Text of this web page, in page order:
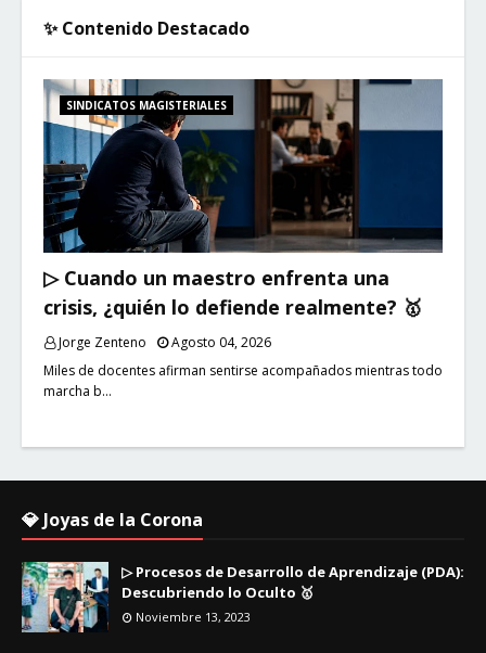
✨ Contenido Destacado
SINDICATOS MAGISTERIALES
▷ Cuando un maestro enfrenta una
crisis, ¿quién lo defiende realmente? 🥇
Jorge Zenteno
Agosto 04, 2026
Miles de docentes afirman sentirse acompañados mientras todo
marcha b…
💎 Joyas de la Corona
▷ Procesos de Desarrollo de Aprendizaje (PDA):
Descubriendo lo Oculto 🥇
Noviembre 13, 2023